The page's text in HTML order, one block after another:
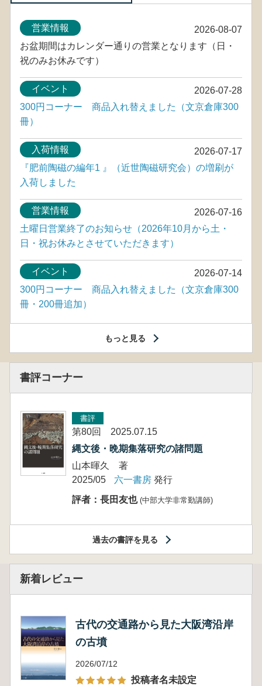
2026-08-07
営業情報
お盆期間はカレンダー通りの営業となります（日・
祝のみお休みです）
2026-07-28
イベント
300円コーナー 商品入れ替えました（文京倉庫300
冊）
2026-07-17
入荷情報
『肥前陶磁の編年1 』（近世陶磁研究会）の増刷が
入荷しました
2026-07-16
営業情報
土曜日営業終了のお知らせ（2026年10月から土・
日・祝お休みとさせていただきます）
2026-07-14
イベント
300円コーナー 商品入れ替えました（文京倉庫300
冊・200冊追加）
もっと見る
書評コーナー
書評
第80回 2025.07.15
縄文後・晩期集落研究の諸問題
山本暉久 著
2025/05
六一書房 発行
評者：長田友也 (中部大学非常勤講師)
過去の書評を見る
新着レビュー
古代の交通路から見た大阪湾沿岸
の古墳
2026/07/12
投稿者名未設定